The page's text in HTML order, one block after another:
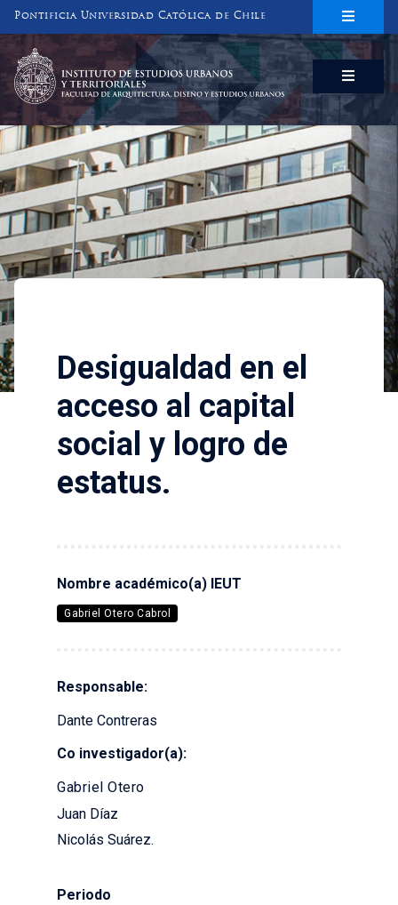
Pontificia Universidad Católica de Chile
INSTITUTO DE ESTUDIOS URBANOS
Y TERRITORIALES
FACULTAD DE ARQUITECTURA, DISEÑO Y ESTUDIOS URBANOS
Desigualdad en el acceso
Desigualdad en el
acceso al capital
social y logro de
estatus.
Nombre académico(a) IEUT
Gabriel Otero Cabrol
Responsable:
Dante Contreras
Co investigador(a):
Gabriel Otero
Juan Díaz
Nicolás Suárez.
Periodo